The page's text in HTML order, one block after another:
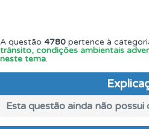
A questão 4780 pertence à
trânsito, condições ambientais
neste tema.
Esta questão ainda não possui